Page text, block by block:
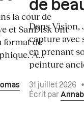
la cour de
et SanDisk ont
format de
À...
de
Dans
capture avec
en prenant
peinture
31 juillet 2026
Écrit par